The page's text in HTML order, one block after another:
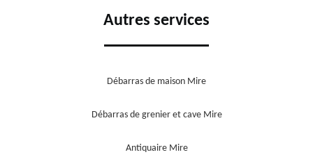
Autres services
Débarras de maison Mire
Débarras de grenier et cave Mire
Antiquaire Mire